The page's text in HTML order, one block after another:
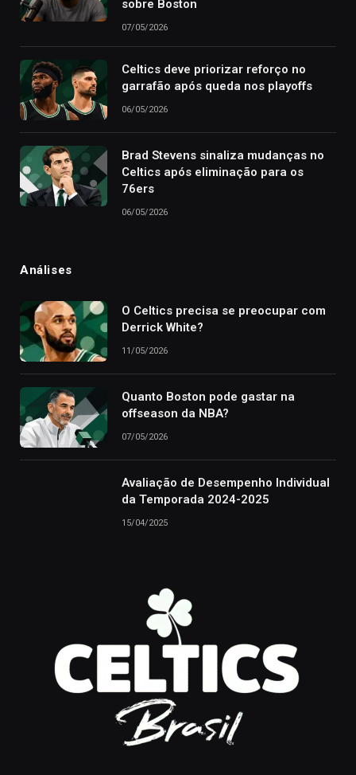
sobre Boston
07/05/2026
Celtics deve priorizar reforço no
garrafão após queda nos playoffs
06/05/2026
Brad Stevens sinaliza mudanças no
Celtics após eliminação para os
76ers
06/05/2026
Análises
O Celtics precisa se preocupar com
Derrick White?
11/05/2026
Quanto Boston pode gastar na
offseason da NBA?
07/05/2026
Avaliação de Desempenho Individual
da Temporada 2024-2025
15/04/2025